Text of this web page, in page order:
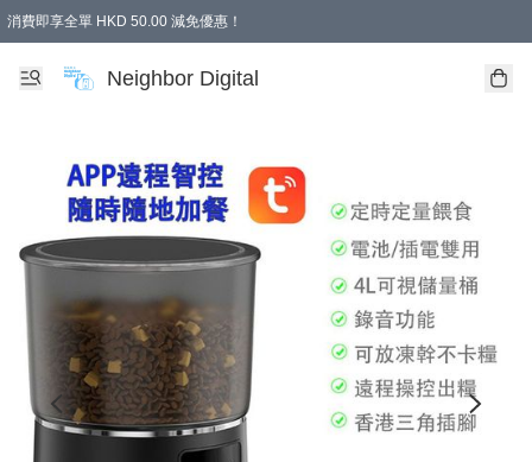
消費即享全單 HKD 50.00 減免優惠！
Neighbor Digital